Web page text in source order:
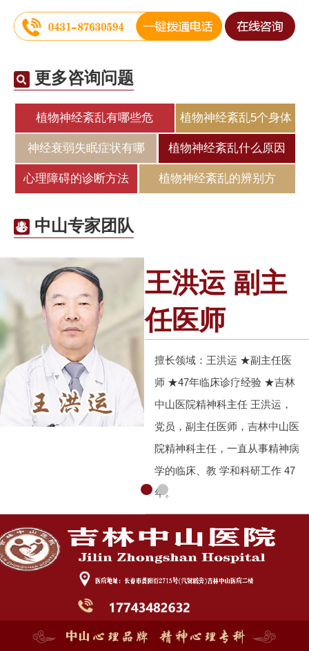
更多咨询问题
植物神经紊乱有哪些危 植物神经紊乱5个身体
神经衰弱失眠症状有哪 植物神经紊乱什么原因
心理障碍的诊断方法 植物神经紊乱的辨别方
中山专家团队
王洪运 副主
任医师
擅长领域：王洪运 ★副主任医
师 ★47年临床诊疗经验 ★吉林
中山医院精神科主任 王洪运，
党员，副主任医师，吉林中山医
院精神科主任，一直从事精神病
学的临床、教 学和科研工作 47
年。